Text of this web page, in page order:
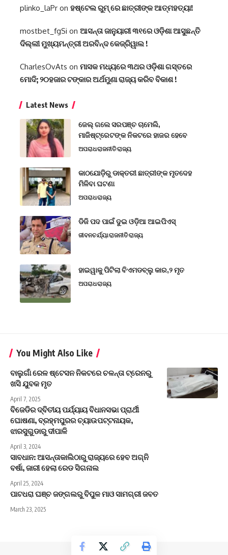
plinko_laPr on ହଷ୍ଟେଲ ରୁମ୍ ରେ ଛାତ୍ରୀଙ୍କ ଆତ୍ମହତ୍ୟା!
mostbet_fgSi on ଆସନ୍ତା ଜାନୁୟାରୀ ୩୧ରେ ଓଡ଼ିଶା ଆସୁଛନ୍ତି
ଦିଲ୍ଲୀ ମୁଖ୍ୟମନ୍ତ୍ରୀ ଅରବିନ୍ଦ କେଜ୍ରିୱାଲ !
CharlesOvAts on ମାସକ ମଧ୍ୟରେ ୩ଥର ଓଡ଼ିଶା ଗସ୍ତରେ
ମୋଦି; ୨୦ହଜାର ଟଙ୍କାର ଅର୍ଥମୁଣା ରାଜ୍ୟ କରିବ ବିକାଶ !
Latest News
ଜେଲ୍ ଗଲେ ସରପଞ୍ଚ ଚାମେଲି,
ମାଜିଷ୍ଟ୍ରେଟଙ୍କ ନିକଟରେ ହାଜର ହେବେ
ଅପରାଧରାଜନୀତିରାଜ୍ୟ
କାଠଯୋଡ଼ିରୁ ଡାକ୍ତରୀ ଛାତ୍ରୀଙ୍କ ମୃତଦେହ
ମିଳିବା ଘଟଣା
ଅପରାଧରାଜ୍ୟ
ଡିଜି ପଦ ପାଇଁ ଦୁଇ ଓଡ଼ିଆ ଆଇପିଏସ୍
ଜୀବନଚର୍ଯ୍ୟାରାଜନୀତିରାଜ୍ୟ
ହାଇୱାକୁ ପିଟିଲା ବିଏମଡବ୍ଲୁ କାର,୨ ମୃତ
ଅପରାଧରାଜ୍ୟ
You Might Also Like
ବାଲୁଗାଁ ରେଳ ଷ୍ଟେସନ ନିକଟରେ ଚଳନ୍ତା ଟ୍ରେନରୁ
ଖସି ଯୁବକ ମୃତ
April 7, 2025
ବିଜେଡିର ଦ୍ବିତୀୟ ପର୍ଯ୍ୟାୟ ବିଧାନସଭା ପ୍ରାର୍ଥୀ
ଘୋଷଣା, ବ୍ରହ୍ମପୁରର ଚ୍ୟାଉପଟ୍ଟନାୟକ,
ଝାରସୁଗୁଡାରୁ ଦୀପାଳି
April 3, 2024
ସାବଧାନ: ଆସନ୍ତାକାଲିଠାରୁ ରାଜ୍ୟରେ ହେବ ଅଗ୍ନି
ବର୍ଷା, ଜାରୀ ହେଲା ରେଡ ସିଗନାଲ
April 25, 2024
ପାଟଧରା ଘଞ୍ଚ ଜଙ୍ଗଲରୁ ବିପୁଳ ମାଓ ସାମଗ୍ରୀ ଜବତ
March 23, 2025